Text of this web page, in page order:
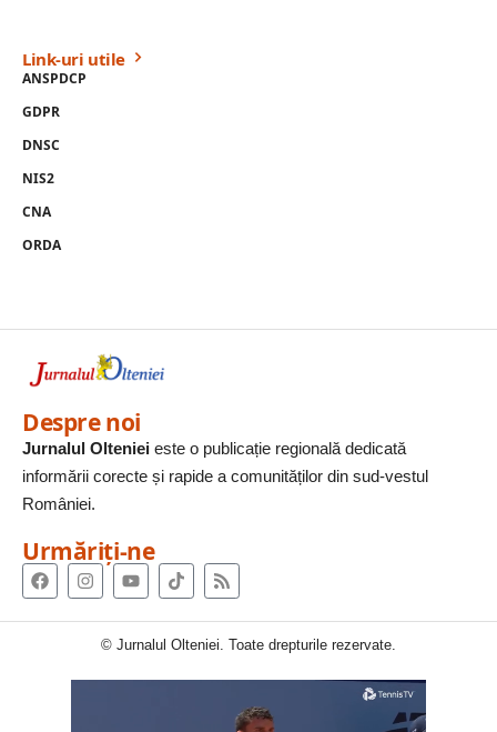
Link-uri utile
ANSPDCP
GDPR
DNSC
NIS2
CNA
ORDA
Despre noi
Jurnalul Olteniei este o publicație regională dedicată
informării corecte și rapide a comunităților din sud-vestul
României.
Urmăriți-ne
© Jurnalul Olteniei. Toate drepturile rezervate.